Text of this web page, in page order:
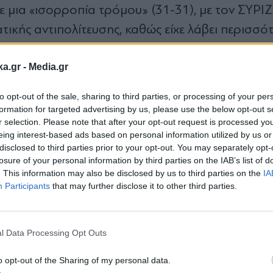
- Media.gr
opt-out of the sale, sharing to third parties, or processing of your
for targeted advertising by us, please use the below opt-out
selection. Please note that after your opt-out request is processed
interest-based ads based on personal information utilized by us
to third parties prior to your opt-out. You may separately
of your personal information by third parties on the IAB’s list of
This information may also be disclosed by us to third parties on the
Participants that may further disclose it to other third parties.
Data Processing Opt Outs
opt-out of the Sharing of my personal data.
«ισορροπία τρόμου» (31-31), με τον
αντιπολίτευσης, καθώς είχε λάβει
στην Ολομέλεια της Βουλής ο πρόεδρος
των Κοινοβουλευτικών
αυτοί είναι οι ανεξάρτητοι
επίσημης ίδρυσης του κόμματος
10 βουλευτές για να συγκροτήσει δική
περαιτέρω την αποδυναμωμένη ΚΟ του
είναι οι εξής:newsletter